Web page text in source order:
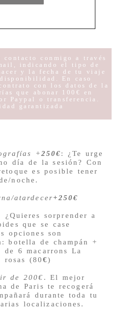
conmigo a través
indicando el tipo de
y la fecha de tu viaje
En caso
con los datos de la
que abonar 100€ en
Paypal o transferencia.
garantizada
+250€: ¿Te urge
día de la sesión? Con
es posible tener
noche.
atardecer+250€
¿Quieres sorprender a
que se case
opciones son
botella de champán +
6 macarrons La
rosas (80€)
de 200€ .El mejor
de Paris te recogerá
durante toda tu
localizaciones.